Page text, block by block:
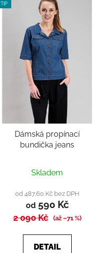
TIP
Dámská propínací
bundička jeans
Skladem
od 487,60 Kč bez DPH
od590 Kč
2 090 Kč (až –71 %)
DETAIL